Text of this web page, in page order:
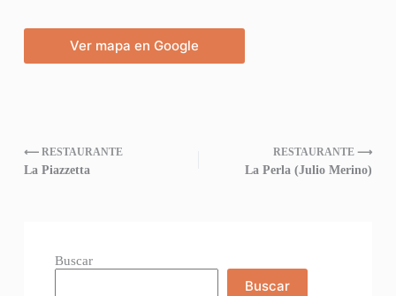
Ver mapa en Google
⟵ RESTAURANTE
La Piazzetta
RESTAURANTE ⟶
La Perla (Julio Merino)
Buscar
Buscar